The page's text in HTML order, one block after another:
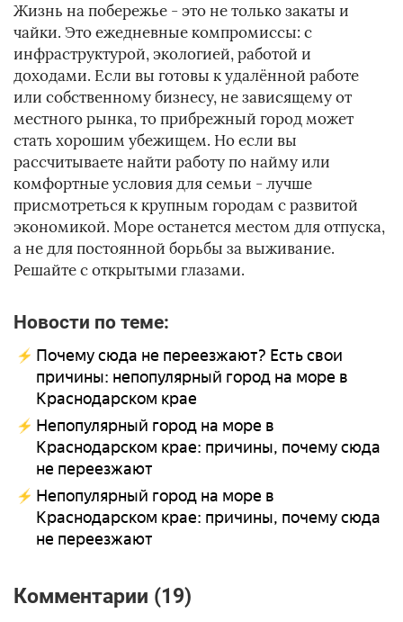
Жизнь на побережье - это не только закаты и
чайки. Это ежедневные компромиссы: с
инфраструктурой, экологией, работой и
доходами. Если вы готовы к удалённой работе
или собственному бизнесу, не зависящему от
местного рынка, то прибрежный город может
стать хорошим убежищем. Но если вы
рассчитываете найти работу по найму или
комфортные условия для семьи - лучше
присмотреться к крупным городам с развитой
экономикой. Море останется местом для отпуска,
а не для постоянной борьбы за выживание.
Решайте с открытыми глазами.
Новости по теме:
Почему сюда не переезжают? Есть свои
причины: непопулярный город на море в
Краснодарском крае
Непопулярный город на море в
Краснодарском крае: причины, почему сюда
не переезжают
Непопулярный город на море в
Краснодарском крае: причины, почему сюда
не переезжают
Комментарии (19)